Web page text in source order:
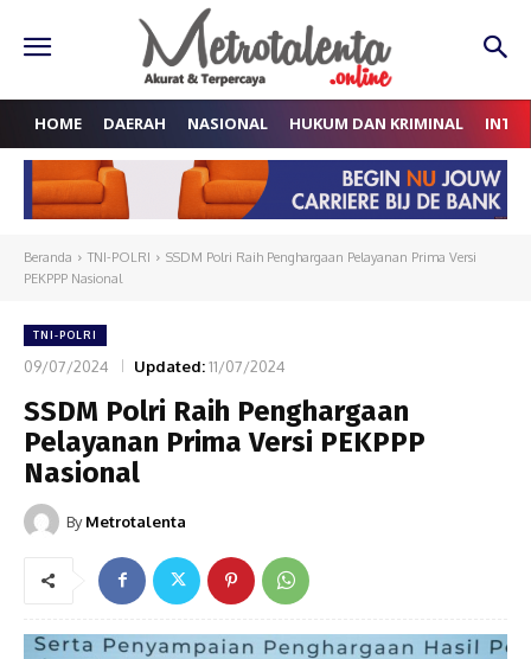
HOME DAERAH NASIONAL HUKUM DAN KRIMINAL
Beranda TNI-POLRI
SSDM Polri Raih Penghargaan Pelayanan Prima Versi
PEKPPP Nasional
TNI-POLRI
09/07/2024 Updated:11/07/2024
SSDM Polri Raih Penghargaan
Pelayanan Prima Versi PEKPPP
Nasional
By Metrotalenta